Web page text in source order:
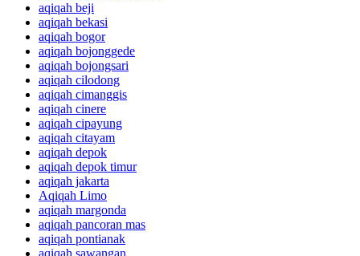
aqiqah beji
aqiqah bekasi
aqiqah bogor
aqiqah bojonggede
aqiqah bojongsari
aqiqah cilodong
aqiqah cimanggis
aqiqah cinere
aqiqah cipayung
aqiqah citayam
aqiqah depok
aqiqah depok timur
aqiqah jakarta
Aqiqah Limo
aqiqah margonda
aqiqah pancoran mas
aqiqah pontianak